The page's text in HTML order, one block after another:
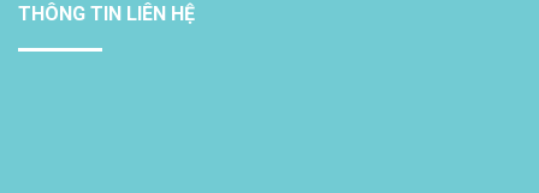
THÔNG TIN LIÊN HỆ